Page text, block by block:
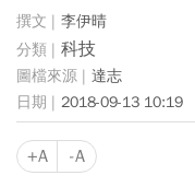
李伊晴
科技
達志
2018-09-13 10:19
+A -A